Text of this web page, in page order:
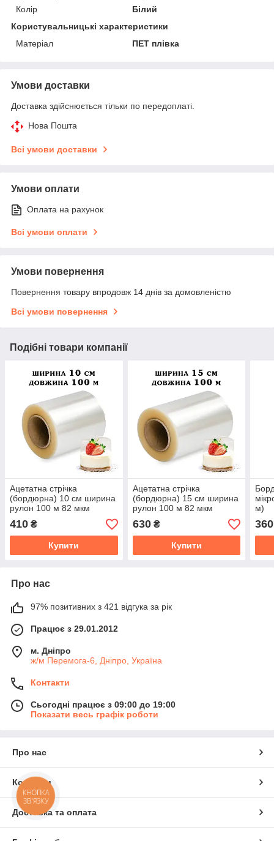
Колір
Білий
Користувальницькі характеристики
Матеріал
ПЕТ плівка
Умови доставки
Доставка здійснюється тільки по передоплаті.
Нова Пошта
Всі умови доставки
Умови оплати
Оплата на рахунок
Всі умови оплати
Умови повернення
Повернення товару впродовж 14 днів за домовленістю
Всі умови повернення
Подібні товари компанії
Ацетатна стрічка
(бордюрна) 10 см ширина
рулон 100 м 82 мкм
410 ₴
Купити
Ацетатна стрічка
(бордюрна) 15 см ширина
рулон 100 м 82 мкм
630₴
Купити
м)
360
Про нас
97% позитивних з 421 відгука за рік
Працює з 29.01.2012
м. Дніпро
ж/м Перемога-6, Дніпро, Україна
Контакти
Сьогодні працює з 09:00 до 19:00
Показати весь графік роботи
Про нас
Контакти
Доставка та оплата
КНОПКА
ЗВ'ЯЗКУ